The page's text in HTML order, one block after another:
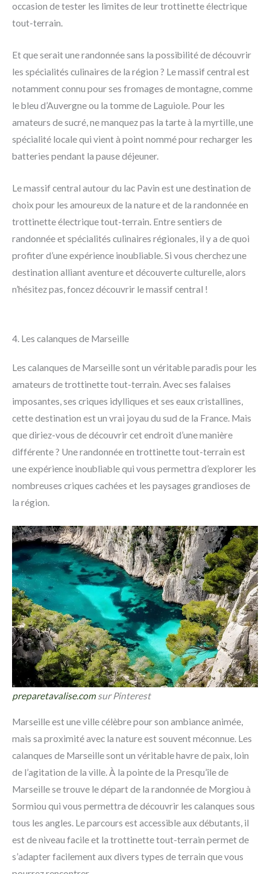
occasion de tester les limites de leur trottinette électrique
tout-terrain.
Et que serait une randonnée sans la possibilité de découvrir
les spécialités culinaires de la région ? Le massif central est
notamment connu pour ses fromages de montagne, comme
le bleu d’Auvergne ou la tomme de Laguiole. Pour les
amateurs de sucré, ne manquez pas la tarte à la myrtille, une
spécialité locale qui vient à point nommé pour recharger les
batteries pendant la pause déjeuner.
Le massif central autour du lac Pavin est une destination de
choix pour les amoureux de la nature et de la randonnée en
trottinette électrique tout-terrain. Entre sentiers de
randonnée et spécialités culinaires régionales, il y a de quoi
profiter d’une expérience inoubliable. Si vous cherchez une
destination alliant aventure et découverte culturelle, alors
n’hésitez pas, foncez découvrir le massif central !
4. Les calanques de Marseille
Les calanques de Marseille sont un véritable paradis pour les
amateurs de trottinette tout-terrain. Avec ses falaises
imposantes, ses criques idylliques et ses eaux cristallines,
cette destination est un vrai joyau du sud de la France. Mais
que diriez-vous de découvrir cet endroit d’une manière
différente ? Une randonnée en trottinette tout-terrain est
une expérience inoubliable qui vous permettra d’explorer les
nombreuses criques cachées et les paysages grandioses de
la région.
preparetavalise.com sur Pinterest
Marseille est une ville célèbre pour son ambiance animée,
mais sa proximité avec la nature est souvent méconnue. Les
calanques de Marseille sont un véritable havre de paix, loin
de l’agitation de la ville. À la pointe de la Presqu’île de
Marseille se trouve le départ de la randonnée de Morgiou à
Sormiou qui vous permettra de découvrir les calanques sous
tous les angles. Le parcours est accessible aux débutants, il
est de niveau facile et la trottinette tout-terrain permet de
s’adapter facilement aux divers types de terrain que vous